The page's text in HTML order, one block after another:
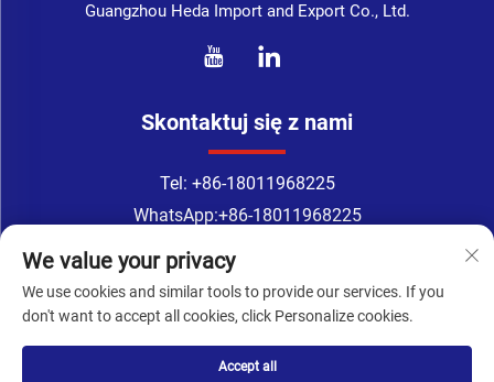
Guangzhou Heda Import and Export Co., Ltd.
Skontaktuj się z nami
Tel: +86-18011968225
WhatsApp:+86-18011968225
E-mail:
Address: Nr 133-1, ulica Tingyuan, ulica Xingang East, dzielnica
Haizhu, Guangzhou
We value your privacy
We use cookies and similar tools to provide our services. If you
don't want to accept all cookies, click Personalize cookies.
Accept all